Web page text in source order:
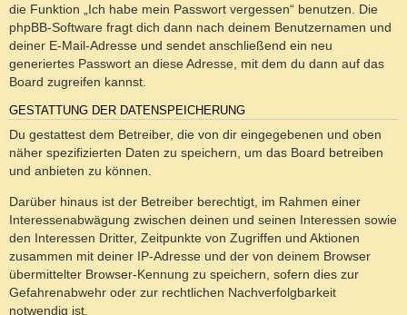
die Funktion „Ich habe mein Passwort vergessen“ benutzen. Die
phpBB-Software fragt dich dann nach deinem Benutzernamen und
deiner E-Mail-Adresse und sendet anschließend ein neu
generiertes Passwort an diese Adresse, mit dem du dann auf das
Board zugreifen kannst.
GESTATTUNG DER DATENSPEICHERUNG
Du gestattest dem Betreiber, die von dir eingegebenen und oben
näher spezifizierten Daten zu speichern, um das Board betreiben
und anbieten zu können.
Darüber hinaus ist der Betreiber berechtigt, im Rahmen einer
Interessenabwägung zwischen deinen und seinen Interessen sowie
den Interessen Dritter, Zeitpunkte von Zugriffen und Aktionen
zusammen mit deiner IP-Adresse und der von deinem Browser
übermittelter Browser-Kennung zu speichern, sofern dies zur
Gefahrenabwehr oder zur rechtlichen Nachverfolgbarkeit
notwendig ist.